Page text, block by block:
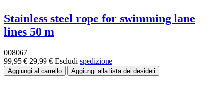
Stainless steel rope for swimming lane
lines 50 m
008067
99,95 € 29,99 € Escludi spedizione